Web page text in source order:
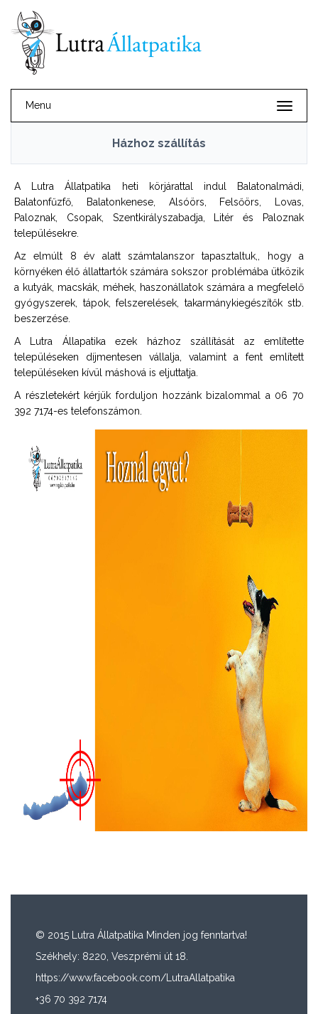
Menu
Házhoz szállítás
A Lutra Állatpatika heti körjárattal indul Balatonalmádi,
Balatonfűzfő, Balatonkenese, Alsóörs, Felsőörs, Lovas,
Paloznak, Csopak, Szentkirályszabadja, Litér és Paloznak
településekre.
Az elmúlt 8 év alatt számtalanszor tapasztaltuk,, hogy a
környéken élő állattartók számára sokszor problémába ütközik
a kutyák, macskák, méhek, haszonállatok számára a megfelelő
gyógyszerek, tápok, felszerelések, takarmánykiegészítők stb.
beszerzése.
A Lutra Állapatika ezek házhoz szállítását az említette
településeken díjmentesen vállalja, valamint a fent említett
településeken kívül máshová is eljuttatja.
A részletekért kérjük forduljon hozzánk bizalommal a 06 70
392 7174-es telefonszámon.
© 2015 Lutra Állatpatika Minden jog fenntartva!
Székhely: 8220, Veszprémi út 18.
https://www.facebook.com/LutraAllatpatika
+36 70 392 7174